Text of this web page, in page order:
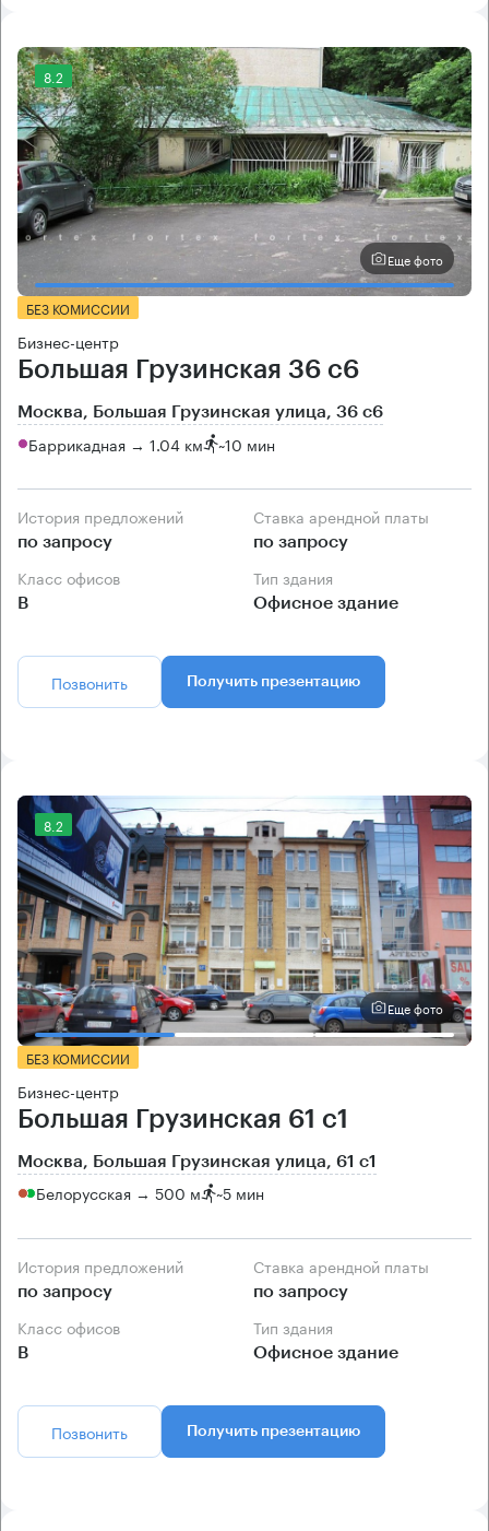
8.2
Еще фото
БЕЗ КОМИССИИ
Бизнес-центр
Большая Грузинская 36 с6
Москва, Большая Грузинская улица, 36 с6
Баррикадная → 1.04 км ~10 мин
История предложений
по запросу
Ставка арендной платы
по запросу
Класс офисов
B
Тип здания
Офисное здание
Позвонить Получить презентацию
8.2
Еще фото
БЕЗ КОМИССИИ
Бизнес-центр
Большая Грузинская 61 с1
Москва, Большая Грузинская улица, 61 с1
Белорусская → 500 м ~5 мин
История предложений
по запросу
Ставка арендной платы
по запросу
Класс офисов
B
Тип здания
Офисное здание
Позвонить Получить презентацию